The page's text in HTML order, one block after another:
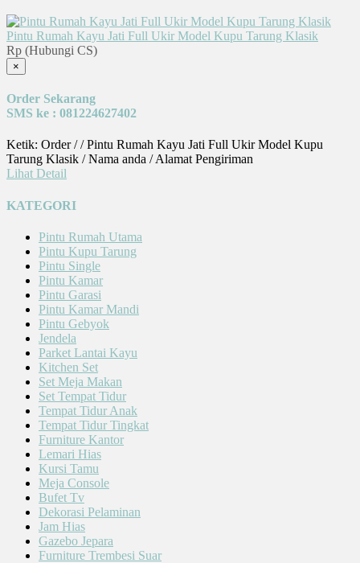
Pintu Rumah Kayu Jati Full Ukir Model Kupu Tarung Klasik
Rp (Hubungi CS)
×
Order Sekarang
SMS ke : 081224627402
Ketik: Order / / Pintu Rumah Kayu Jati Full Ukir Model Kupu
Tarung Klasik / Nama anda / Alamat Pengiriman
Lihat Detail
KATEGORI
Pintu Rumah Utama
Pintu Kupu Tarung
Pintu Single
Pintu Kamar
Pintu Garasi
Pintu Kamar Mandi
Pintu Gebyok
Jendela
Parket Lantai Kayu
Kitchen Set
Set Meja Makan
Set Tempat Tidur
Tempat Tidur Anak
Tempat Tidur Tingkat
Furniture Kantor
Lemari Hias
Kursi Tamu
Meja Console
Bufet Tv
Dekorasi Pelaminan
Jam Hias
Gazebo Jepara
Furniture Trembesi Suar